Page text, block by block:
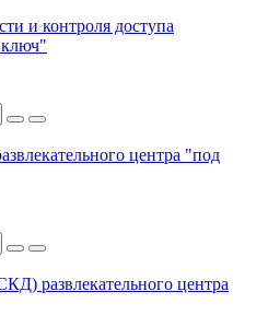
и контроля доступа
ключ"
центра "под
развлекательного центра